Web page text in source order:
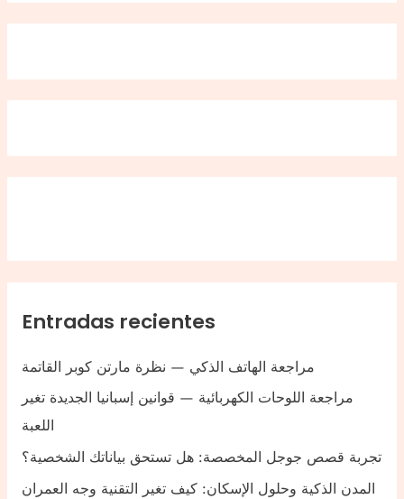
Entradas recientes
مراجعة الهاتف الذكي — نظرة مارتن كوبر القاتمة
مراجعة اللوحات الكهربائية — قوانين إسبانيا الجديدة تغير
اللعبة
تجربة قصص جوجل المخصصة: هل تستحق بياناتك الشخصية؟
المدن الذكية وحلول الإسكان: كيف تغير التقنية وجه العمران